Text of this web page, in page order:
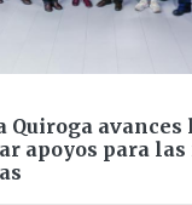
Quiroga avances
apoyos para